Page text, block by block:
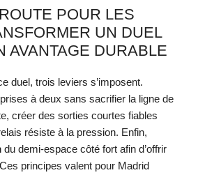
POUR LES
UN DUEL
AVANTAGE DURABLE
duel, trois leviers s’imposent.
à deux sans sacrifier la ligne de
créer des sorties courtes fiables
résiste à la pression. Enfin,
du demi-espace côté fort afin d’offrir
principes valent pour Madrid